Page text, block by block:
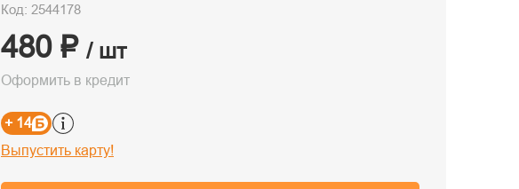
Код: 2544178
480 ₽ / шт
Оформить в кредит
+ 14
Выпустить карту!